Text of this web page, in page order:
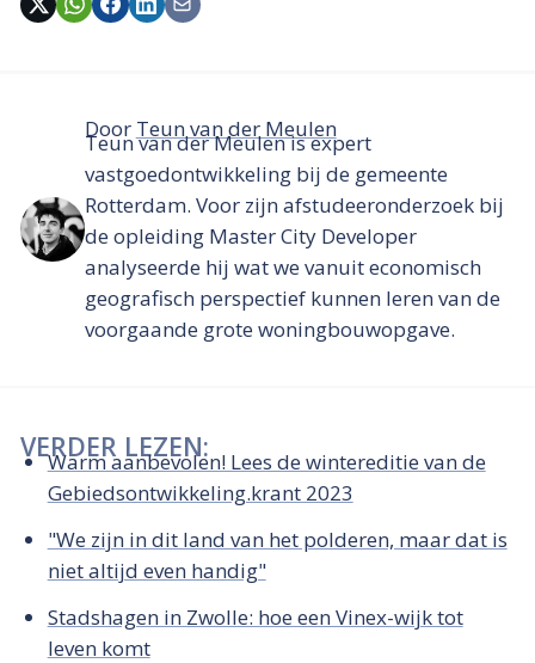
Door Teun van der Meulen
Teun van der Meulen is expert
vastgoedontwikkeling bij de gemeente
Rotterdam. Voor zijn afstudeeronderzoek bij
de opleiding Master City Developer
analyseerde hij wat we vanuit economisch
geografisch perspectief kunnen leren van de
voorgaande grote woningbouwopgave.
VERDER LEZEN:
Warm aanbevolen! Lees de wintereditie van de
Gebiedsontwikkeling.krant 2023
"We zijn in dit land van het polderen, maar dat is
niet altijd even handig"
Stadshagen in Zwolle: hoe een Vinex-wijk tot
leven komt